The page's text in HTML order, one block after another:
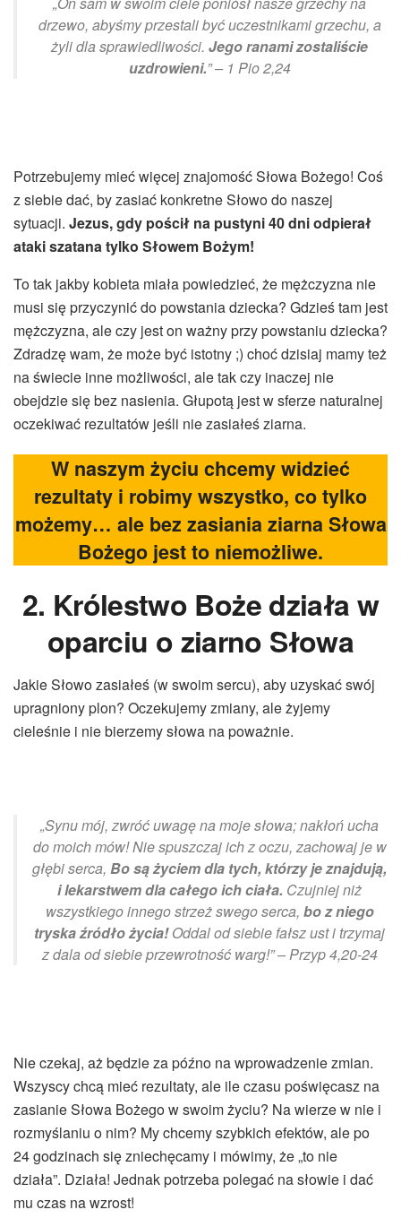
drzewo, abyśmy przestali być uczestnikami grzechu, a
żyli dla sprawiedliwości. Jego ranami zostaliście
uzdrowieni.” – 1 Pio 2,24
Potrzebujemy mieć więcej znajomość Słowa Bożego! Coś
z siebie dać, by zasiać konkretne Słowo do naszej
sytuacji. Jezus, gdy pościł na pustyni 40 dni odpierał
ataki szatana tylko Słowem Bożym!
To tak jakby kobieta miała powiedzieć, że mężczyzna nie
musi się przyczynić do powstania dziecka? Gdzieś tam jest
mężczyzna, ale czy jest on ważny przy powstaniu dziecka?
Zdradzę wam, że może być istotny ;) choć dzisiaj mamy też
na świecie inne możliwości, ale tak czy inaczej nie
obejdzie się bez nasienia. Głupotą jest w sferze naturalnej
oczekiwać rezultatów jeśli nie zasiałeś ziarna.
W naszym życiu chcemy widzieć
rezultaty i robimy wszystko, co tylko
możemy… ale bez zasiania ziarna Słowa
Bożego jest to niemożliwe.
2. Królestwo Boże działa w
oparciu o ziarno Słowa
Jakie Słowo zasiałeś (w swoim sercu), aby uzyskać swój
upragniony plon? Oczekujemy zmiany, ale żyjemy
cieleśnie i nie bierzemy słowa na poważnie.
„Synu mój, zwróć uwagę na moje słowa; nakłoń ucha
do moich mów! Nie spuszczaj ich z oczu, zachowaj je w
głębi serca, Bo są życiem dla tych, którzy je znajdują,
i lekarstwem dla całego ich ciała. Czujniej niż
wszystkiego innego strzeż swego serca, bo z niego
tryska źródło życia!Oddal od siebie fałsz ust i trzymaj
z dala od siebie przewrotność warg!” – Przyp 4,20-24
Nie czekaj, aż będzie za późno na wprowadzenie zmian.
Wszyscy chcą mieć rezultaty, ale ile czasu poświęcasz na
zasianie Słowa Bożego w swoim życiu? Na wierze w nie i
rozmyślaniu o nim? My chcemy szybkich efektów, ale po
24 godzinach się zniechęcamy i mówimy, że „to nie
działa”. Działa! Jednak potrzeba polegać na słowie i dać
mu czas na wzrost!